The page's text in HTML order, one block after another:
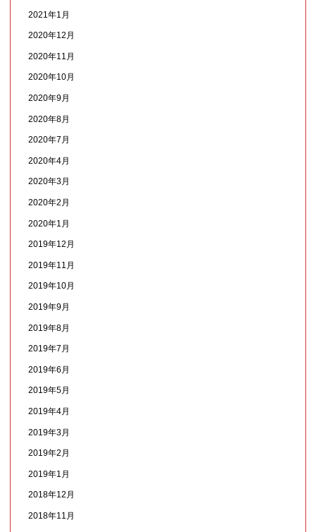
2021年1月
2020年12月
2020年11月
2020年10月
2020年9月
2020年8月
2020年7月
2020年4月
2020年3月
2020年2月
2020年1月
2019年12月
2019年11月
2019年10月
2019年9月
2019年8月
2019年7月
2019年6月
2019年5月
2019年4月
2019年3月
2019年2月
2019年1月
2018年12月
2018年11月